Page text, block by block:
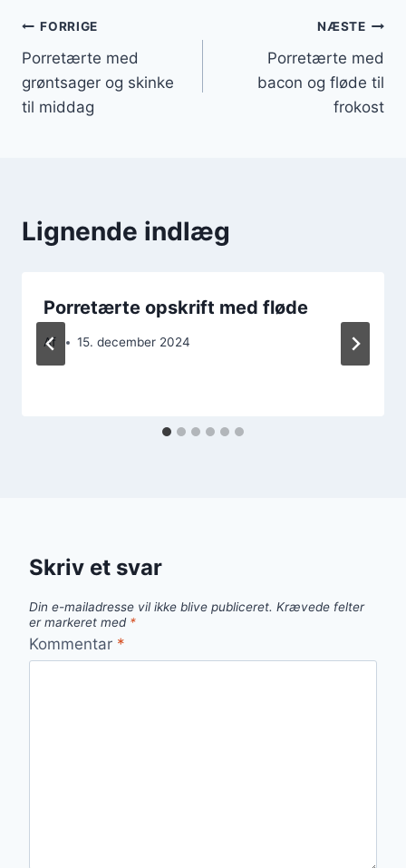
Indlægsnavigation
FORRIGE
Porretærte med
grøntsager og skinke
til middag
NÆSTE
Porretærte med
bacon og fløde til
frokost
Lignende indlæg
Porretærte opskrift med fløde
Af 15. december 2024
Skriv et svar
Din e-mailadresse vil ikke blive publiceret. Krævede felter
er markeret med *
Kommentar *